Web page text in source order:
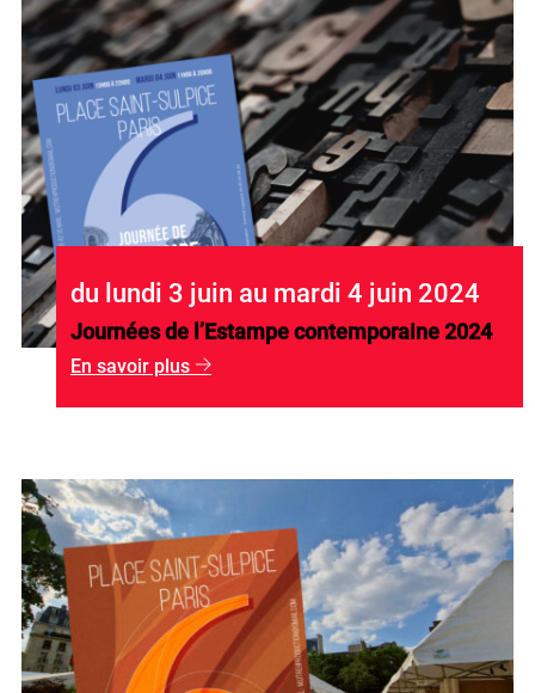
du lundi 3 juin au mardi 4 juin 2024
Journées de l’Estampe contemporaine 2024
En savoir plus g